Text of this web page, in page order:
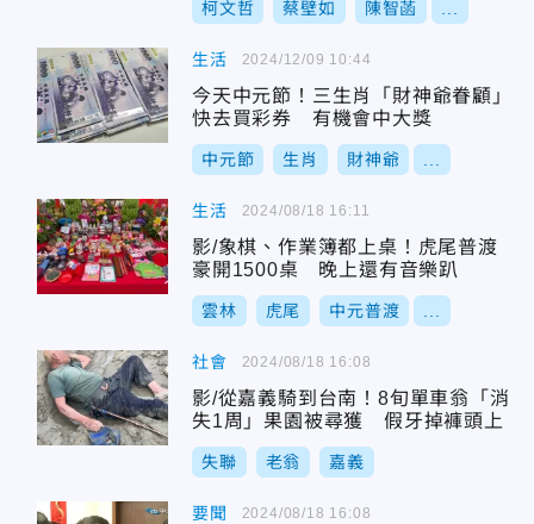
柯文哲 蔡壁如 陳智菡
生活
今天中元節！三生肖「財神爺眷顧」
快去買彩券 有機會中大獎
中元節 生肖 財神爺
2024/12/09 10:44
生活
影/象棋、作業簿都上桌！虎尾普渡
豪開1500桌 晚上還有音樂趴
雲林 虎尾 中元普渡
2024/08/18 16:11
社會
影/從嘉義騎到台南！8旬單車翁「消
失1周」果園被尋獲 假牙掉褲頭上
失聯 老翁 嘉義
2024/08/18 16:08
要聞 2024/08/18 16:08